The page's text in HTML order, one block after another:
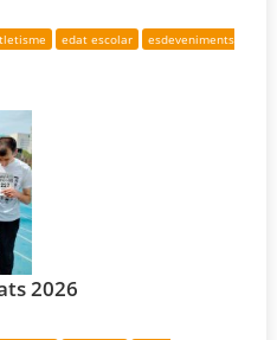
edat escolar
esdeveniments
2026